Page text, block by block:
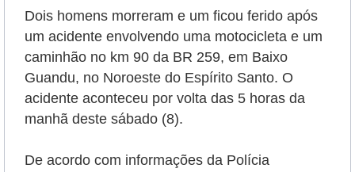
Dois homens morreram e um ficou ferido após
um acidente envolvendo uma motocicleta e um
caminhão no km 90 da BR 259, em Baixo
Guandu, no Noroeste do Espírito Santo. O
acidente aconteceu por volta das 5 horas da
manhã deste sábado (8).
De acordo com informações da Polícia